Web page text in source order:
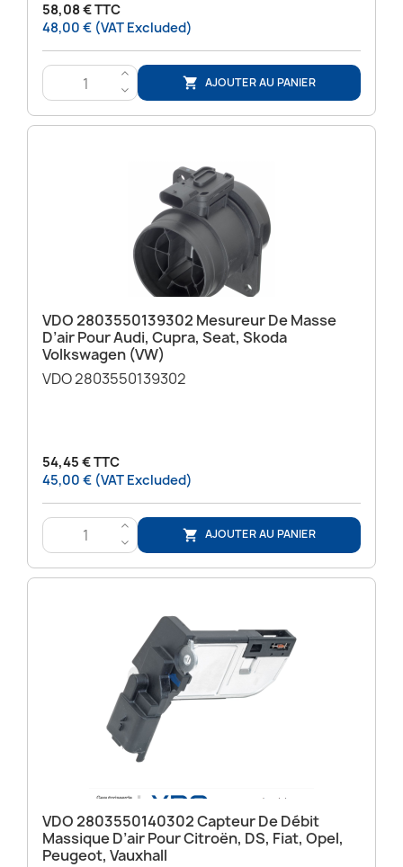
58,08 € TTC
48,00 € (VAT Excluded)
>
<
 AJOUTER AU PANIER
VDO 2803550139302 Mesureur De Masse
D’air Pour Audi, Cupra, Seat, Skoda
Volkswagen (VW)
VDO 2803550139302
54,45 € TTC
45,00 € (VAT Excluded)
>
<
 AJOUTER AU PANIER
VDO 2803550140302 Capteur De Débit
Massique D’air Pour Citroën, DS, Fiat, Opel,
Peugeot, Vauxhall